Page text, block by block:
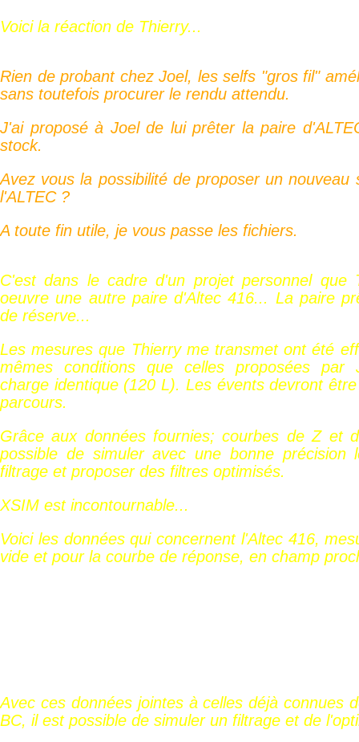
Voici la réaction de Thierry...
Rien de probant chez Joel, les selfs "gros fil"
sans toutefois procurer le rendu attendu.
J'ai proposé à Joel de lui prêter la paire
stock.
Avez vous la possibilité de proposer un nouveau
l'ALTEC ?
A toute fin utile, je vous passe les fichiers.
C'est dans le cadre d'un projet personnel que
oeuvre une autre paire d'Altec 416... La paire
de réserve...
Les mesures que Thierry me transmet ont été
mêmes conditions que celles proposées par
charge identique (120 L). Les évents devront
parcours.
Grâce aux données fournies; courbes de Z et
possible de simuler avec une bonne précision
filtrage et proposer des filtres optimisés.
XSIM est incontournable...
Voici les données qui concernent l'Altec 416,
vide et pour la courbe de réponse, en champ
Avec ces données jointes à celles déjà connues
BC, il est possible de simuler un filtrage et de